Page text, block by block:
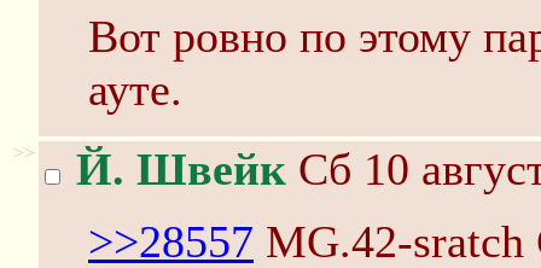
Вот ровно по этому
ауте.
>> Й. Швейк Сб 10
>>28557 MG.42-sratch